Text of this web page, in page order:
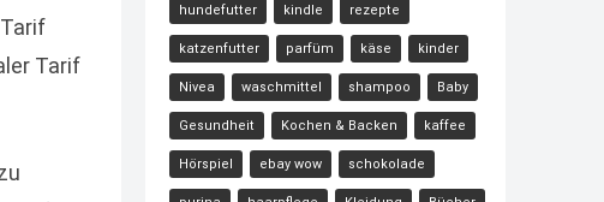
Tarif
hundefutter kindle rezepte
katzenfutter parfüm käse kinder
Nivea waschmittel shampoo Baby
Gesundheit Kochen & Backen kaffee
Hörspiel ebay wow schokolade